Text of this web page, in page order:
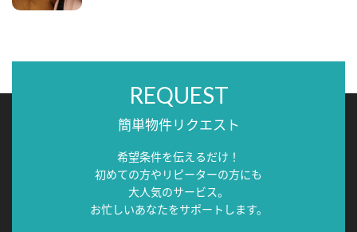
REQUEST
簡単物件リクエスト
希望条件を伝えるだけ！
初めての方やリピーターの方にも
大人気のサービス。
お忙しいあなたをサポートします。